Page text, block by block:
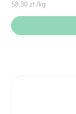
58,30zł /kg